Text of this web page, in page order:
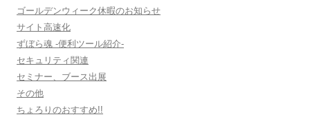
ゴールデンウィーク休暇のお知らせ
サイト高速化
ずぼら魂 -便利ツール紹介-
セキュリティ関連
セミナー、ブース出展
その他
ちょろりのおすすめ!!